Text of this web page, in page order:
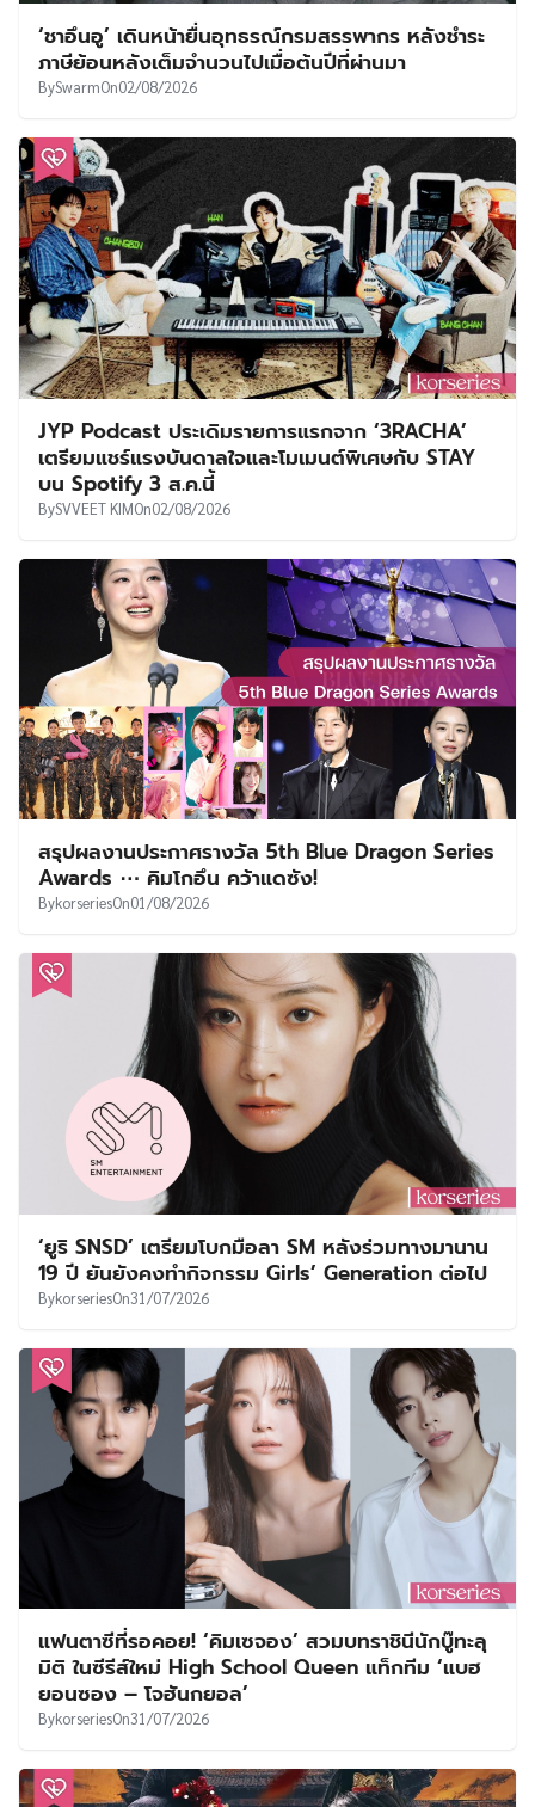
‘ชาอึนอู’ เดินหน้ายื่นอุทธรณ์กรมสรรพากร หลังชำระ
ภาษีย้อนหลังเต็มจำนวนไปเมื่อต้นปีที่ผ่านมา
BySwarmOn02/08/2026
JYP Podcast ประเดิมรายการแรกจาก ‘3RACHA’
เตรียมแชร์แรงบันดาลใจและโมเมนต์พิเศษกับ STAY
บน Spotify 3 ส.ค.นี้
BySVVEET KIMOn02/08/2026
สรุปผลงานประกาศรางวัล 5th Blue Dragon Series
Awards ⋯ คิมโกอึน คว้าแดซัง!
BykorseriesOn01/08/2026
‘ยูริ SNSD’ เตรียมโบกมือลา SM หลังร่วมทางมานาน
19 ปี ยันยังคงทำกิจกรรม Girls’ Generation ต่อไป
BykorseriesOn31/07/2026
แฟนตาซีที่รอคอย! ‘คิมเซจอง’ สวมบทราชินีนักบู๊ทะลุ
มิติ ในซีรีส์ใหม่ High School Queen แท็กทีม ‘แบฮ
ยอนซอง – โจฮันกยอล’
BykorseriesOn31/07/2026